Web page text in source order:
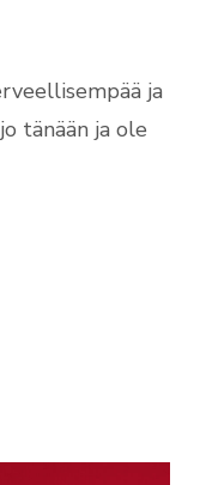
ja
tänään ja ole